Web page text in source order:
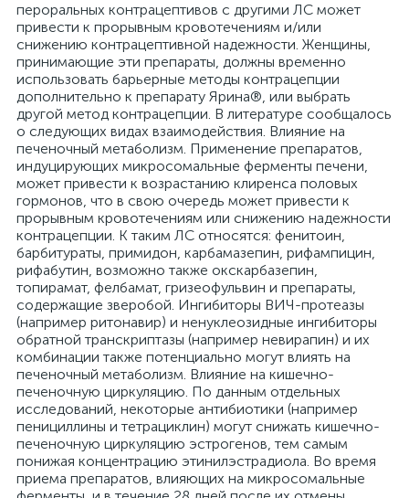
пероральных контрацептивов с другими ЛС может
привести к прорывным кровотечениям и/или
снижению контрацептивной надежности. Женщины,
принимающие эти препараты, должны временно
использовать барьерные методы контрацепции
дополнительно к препарату Ярина®, или выбрать
другой метод контрацепции. В литературе сообщалось
о следующих видах взаимодействия. Влияние на
печеночный метаболизм. Применение препаратов,
индуцирующих микросомальные ферменты печени,
может привести к возрастанию клиренса половых
гормонов, что в свою очередь может привести к
прорывным кровотечениям или снижению надежности
контрацепции. К таким ЛС относятся: фенитоин,
барбитураты, примидон, карбамазепин, рифампицин,
рифабутин, возможно также окскарбазепин,
топирамат, фелбамат, гризеофульвин и препараты,
содержащие зверобой. Ингибиторы ВИЧ-протеазы
(например ритонавир) и ненуклеозидные ингибиторы
обратной транскриптазы (например невирапин) и их
комбинации также потенциально могут влиять на
печеночный метаболизм. Влияние на кишечно-
печеночную циркуляцию. По данным отдельных
исследований, некоторые антибиотики (например
пенициллины и тетрациклин) могут снижать кишечно-
печеночную циркуляцию эстрогенов, тем самым
понижая концентрацию этинилэстрадиола. Во время
приема препаратов, влияющих на микросомальные